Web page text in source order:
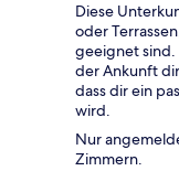
Diese
oder
geeignet sind.
der Ankunft
dass dir ein
wird.
Nur
Zimmern.